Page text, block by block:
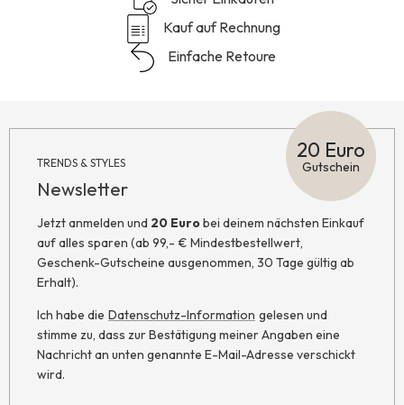
Kauf auf Rechnung
Einfache Retoure
TRENDS & STYLES
Newsletter
20 Euro
Gutschein
Jetzt anmelden und 20 Eurobei deinem nächsten Einkauf
auf alles sparen (ab 99,- € Mindestbestellwert,
Geschenk-Gutscheine ausgenommen, 30 Tage gültig ab
Erhalt).
Ich habe die Datenschutz-Information gelesen und
stimme zu, dass zur Bestätigung meiner Angaben eine
Nachricht an unten genannte E-Mail-Adresse verschickt
wird.